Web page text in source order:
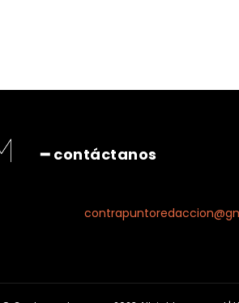
━ contáctanos